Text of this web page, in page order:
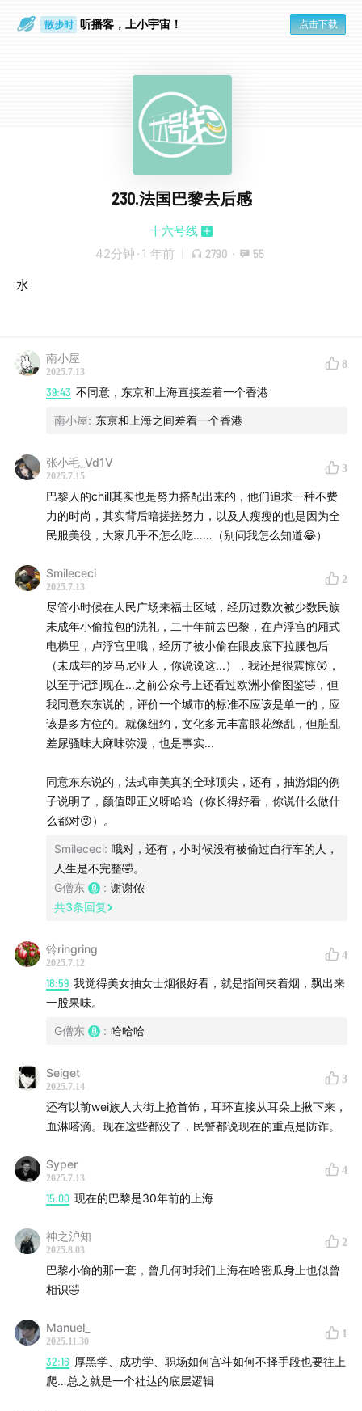
散步时 听播客，上小宇宙！ 点击下载
230.法国巴黎去后感
十六号线
42分钟 · 1 年前 2790 · 55
水
南小屋
2025.7.13
8
39:43 不同意，东京和上海直接差着一个香港
南小屋: 东京和上海之间差着一个香港
张小毛_Vd1V
2025.7.15
3
巴黎人的chill其实也是努力搭配出来的，他们追求一种不费
力的时尚，其实背后暗搓搓努力，以及人瘦瘦的也是因为全
民服美役，大家几乎不怎么吃……（别问我怎么知道😂）
Smilececi
2025.7.13
2
尽管小时候在人民广场来福士区域，经历过数次被少数民族
未成年小偷拉包的洗礼，二十年前去巴黎，在卢浮宫的厢式
电梯里，卢浮宫里哦，经历了被小偷在眼皮底下拉腰包后
（未成年的罗马尼亚人，你说说这...），我还是很震惊😲，
以至于记到现在...之前公众号上还看过欧洲小偷图鉴🤣，但
我同意东东说的，评价一个城市的标准不应该是单一的，应
该是多方位的。就像纽约，文化多元丰富眼花缭乱，但脏乱
差尿骚味大麻味弥漫，也是事实...
同意东东说的，法式审美真的全球顶尖，还有，抽游烟的例
子说明了，颜值即正义呀哈哈（你长得好看，你说什么做什
么都对😜）。
Smilececi: 哦对，还有，小时候没有被偷过自行车的人，
人生是不完整🤣。
G僧东
: 谢谢侬
共3条回复
铃ringring
2025.7.12
4
18:59 我觉得美女抽女士烟很好看，就是指间夹着烟，飘出来
一股果味。
G僧东 : 哈哈哈
Seiget
2025.7.14
3
还有以前wei族人大街上抢首饰，耳环直接从耳朵上揪下来，
血淋嗒滴。现在这些都没了，民警都说现在的重点是防诈。
Syper
2025.7.13
4
15:00 现在的巴黎是30年前的上海
神之沪知
2025.8.03
2
巴黎小偷的那一套，曾几何时我们上海在哈密瓜身上也似曾
相识🤣
Manuel_
2025.11.30
1
32:16 厚黑学、成功学、职场如何宫斗如何不择手段也要往上
爬…总之就是一个社达的底层逻辑